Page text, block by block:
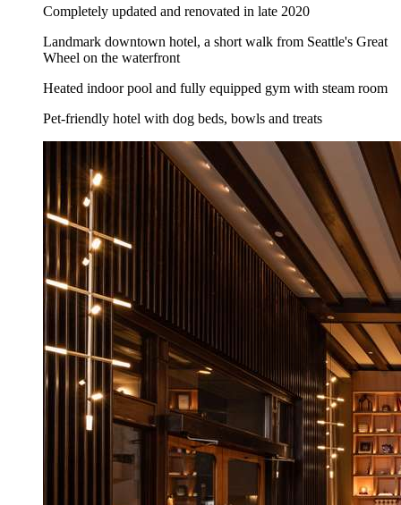
Completely updated and renovated in late 2020
Landmark downtown hotel, a short walk from Seattle's Great
Wheel on the waterfront
Heated indoor pool and fully equipped gym with steam room
Pet-friendly hotel with dog beds, bowls and treats